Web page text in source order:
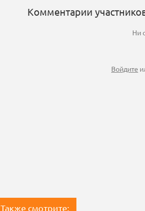
Комментарии
Ни
Войдите
Также смотрите: